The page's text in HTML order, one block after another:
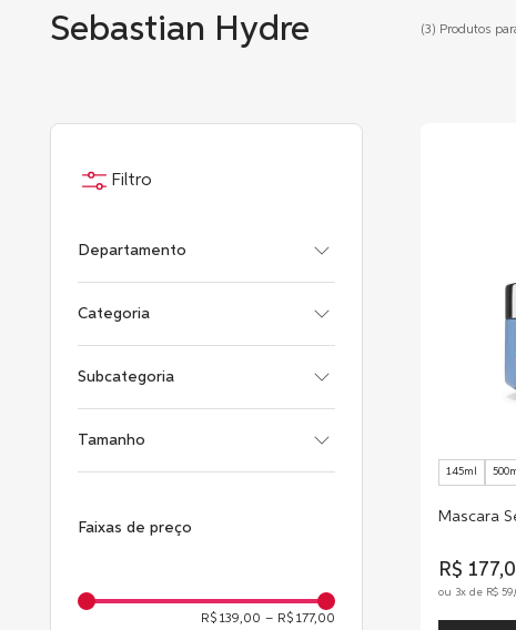
Sebastian Hydre (3) Produtos
Departamento
Cabelos
Categoria
Tratamento
Shampoo
Condicionador
Subcategoria
Sebastian Professional
Máscara
Tamanho
500ml
Faixas de preço
R$ 139,00 – R$ 177,00
145ml
Mascara
R$ 177,
ou 3x de R$ 59,